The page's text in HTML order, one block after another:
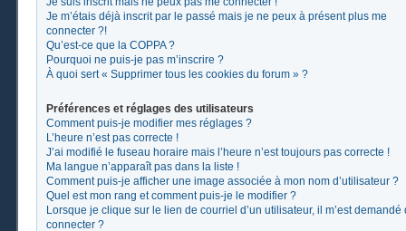
Je m’étais déjà inscrit par le passé mais je ne peux à présent plus me
connecter ?!
Qu’est-ce que la COPPA ?
Pourquoi ne puis-je pas m’inscrire ?
À quoi sert « Supprimer tous les cookies du forum » ?
Préférences et réglages des utilisateurs
Comment puis-je modifier mes réglages ?
L’heure n’est pas correcte !
J’ai modifié le fuseau horaire mais l’heure n’est toujours pas correcte !
Ma langue n’apparaît pas dans la liste !
Comment puis-je afficher une image associée à mon nom d’utilisateur ?
Quel est mon rang et comment puis-je le modifier ?
Lorsque je clique sur le lien de courriel d’un utilisateur, il m’est demandé
connecter ?